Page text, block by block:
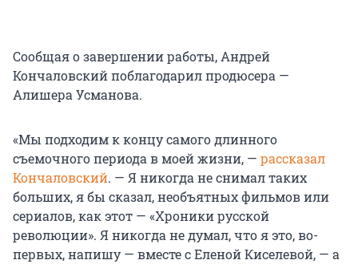
Сообщая о завершении работы, Андрей
Кончаловский поблагодарил продюсера —
Алишера Усманова.
«Мы подходим к концу самого длинного
съемочного периода в моей жизни, — рассказал
Кончаловский. — Я никогда не снимал таких
больших, я бы сказал, необъятных фильмов или
сериалов, как этот — «Хроники русской
революции». Я никогда не думал, что я это, во-
первых, напишу — вместе с Еленой Киселевой, — а